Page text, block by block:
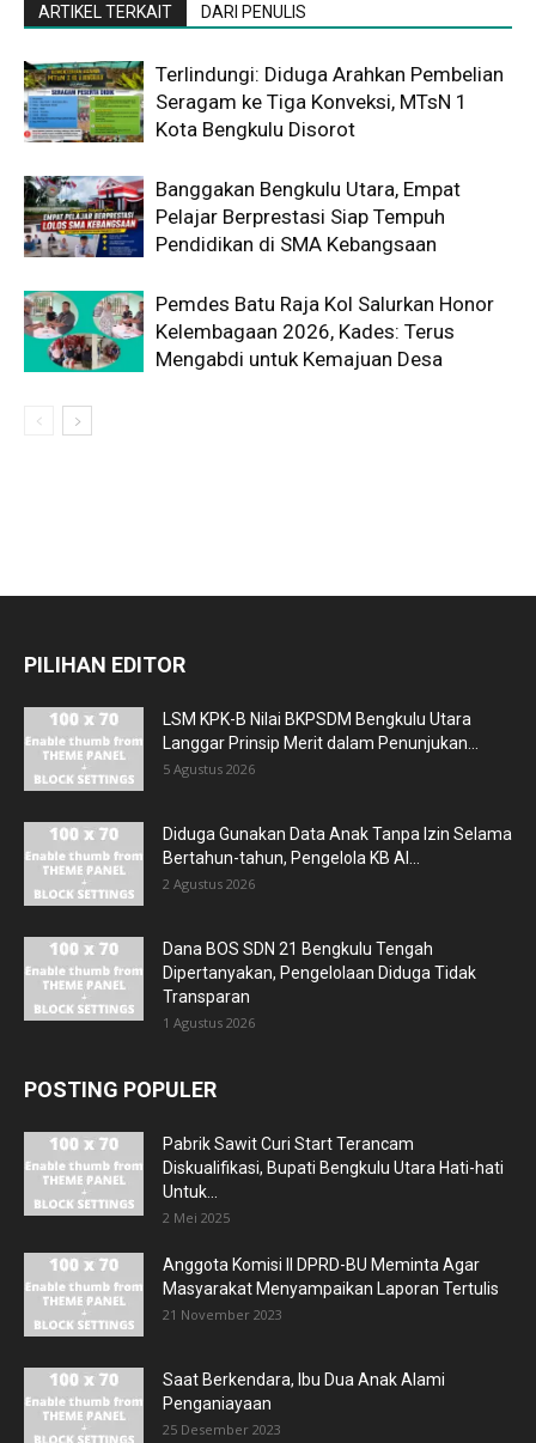
ARTIKEL TERKAIT DARI PENULIS
Terlindungi: Diduga Arahkan Pembelian
Seragam ke Tiga Konveksi, MTsN 1
Kota Bengkulu Disorot
Banggakan Bengkulu Utara, Empat
Pelajar Berprestasi Siap Tempuh
Pendidikan di SMA Kebangsaan
Pemdes Batu Raja Kol Salurkan Honor
Kelembagaan 2026, Kades: Terus
Mengabdi untuk Kemajuan Desa
PILIHAN EDITOR
LSM KPK-B Nilai BKPSDM Bengkulu Utara
Langgar Prinsip Merit dalam Penunjukan...
5 Agustus 2026
Diduga Gunakan Data Anak Tanpa Izin Selama
Bertahun-tahun, Pengelola KB Al...
2 Agustus 2026
Dana BOS SDN 21 Bengkulu Tengah
Dipertanyakan, Pengelolaan Diduga Tidak
Transparan
1 Agustus 2026
POSTING POPULER
Pabrik Sawit Curi Start Terancam
Diskualifikasi, Bupati Bengkulu Utara Hati-hati
Untuk...
2 Mei 2025
Anggota Komisi II DPRD-BU Meminta Agar
Masyarakat Menyampaikan Laporan Tertulis
21 November 2023
Saat Berkendara, Ibu Dua Anak Alami
Penganiayaan
25 Desember 2023